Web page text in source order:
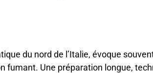
du nord de l’Italie, évoque
fumant. Une préparation longue,